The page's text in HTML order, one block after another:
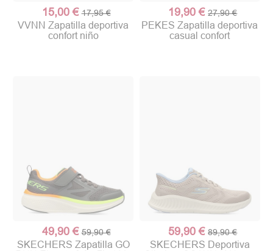
15,00 € 17,95 €
VVNN Zapatilla deportiva
confort niño
19,90 € 27,90 €
PEKES Zapatilla deportiva
casual confort
49,90 € 59,90 €
SKECHERS Zapatilla GO
59,90 € 89,90 €
SKECHERS Deportiva